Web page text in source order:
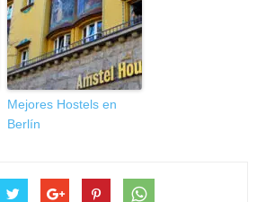
Mejores Hostels en
Berlín